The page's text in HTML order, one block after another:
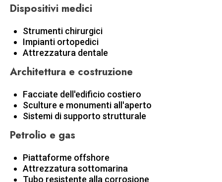
Dispositivi medici
Strumenti chirurgici
Impianti ortopedici
Attrezzatura dentale
Architettura e costruzione
Facciate dell'edificio costiero
Sculture e monumenti all'aperto
Sistemi di supporto strutturale
Petrolio e gas
Piattaforme offshore
Attrezzatura sottomarina
Tubo resistente alla corrosione